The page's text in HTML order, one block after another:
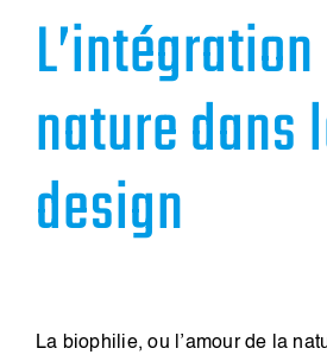
nature dans
design
La biophilie, ou l’amour de la